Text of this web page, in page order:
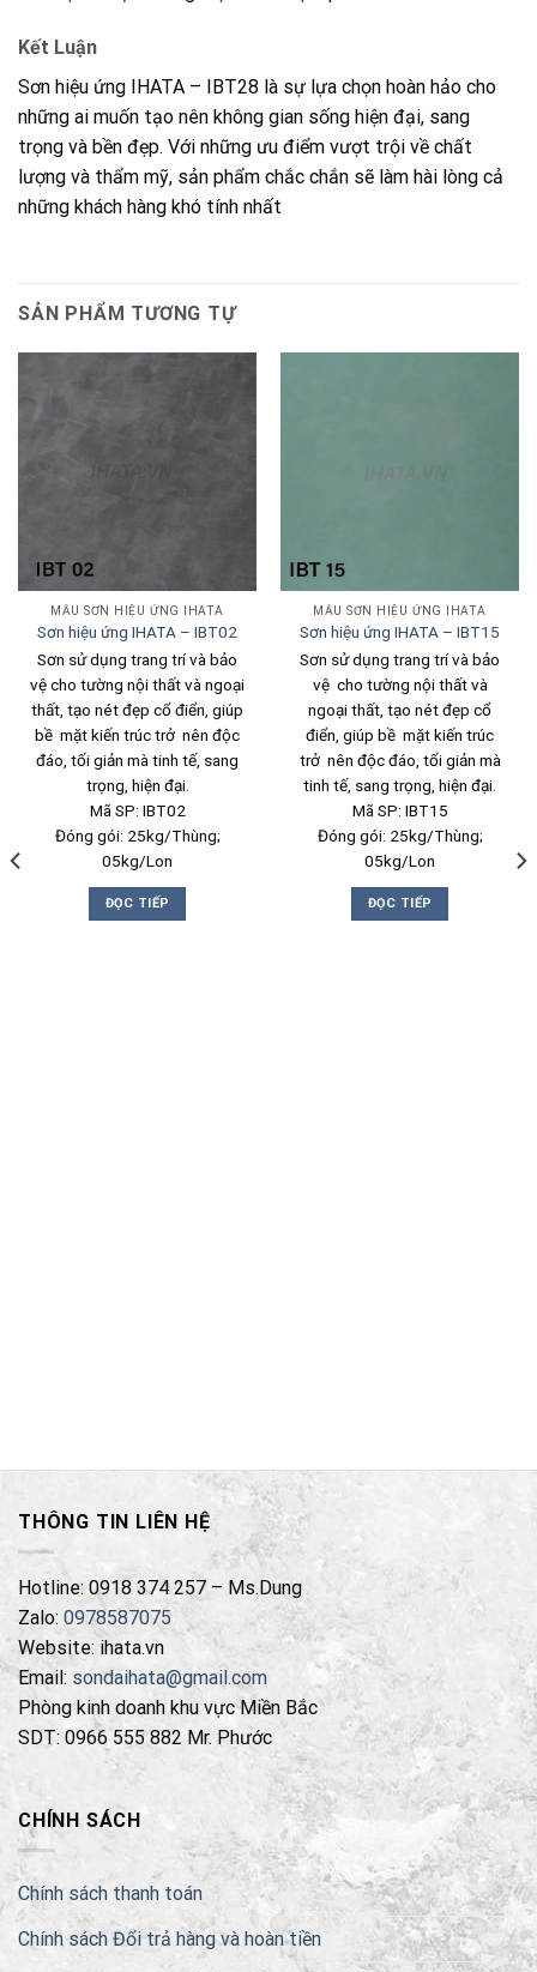
Kết Luận
Sơn hiệu ứng IHATA – IBT28 là sự lựa chọn hoàn hảo cho
những ai muốn tạo nên không gian sống hiện đại, sang
trọng và bền đẹp. Với những ưu điểm vượt trội về chất
lượng và thẩm mỹ, sản phẩm chắc chắn sẽ làm hài lòng cả
những khách hàng khó tính nhất
SẢN PHẨM TƯƠNG TỰ
MẪU SƠN HIỆU ỨNG IHATA
Sơn hiệu ứng IHATA – IBT02
Sơn sử dụng trang trí và bảo
vệ cho tường nội thất và ngoại
thất, tạo nét đẹp cổ điển, giúp
bề mặt kiến trúc trở nên độc
đáo, tối giản mà tinh tế, sang
trọng, hiện đại.
Mã SP: IBT02
Đóng gói: 25kg/Thùng;
05kg/Lon
ĐỌC TIẾP
MẪU SƠN HIỆU ỨNG IHATA
Sơn hiệu ứng IHATA – IBT15
Sơn sử dụng trang trí và bảo
vệ cho tường nội thất và
ngoại thất, tạo nét đẹp cổ
điển, giúp bề mặt kiến trúc
trở nên độc đáo, tối giản mà
tinh tế, sang trọng, hiện đại.
Mã SP: IBT15
Đóng gói: 25kg/Thùng;
05kg/Lon
ĐỌC TIẾP
THÔNG TIN LIÊN HỆ
Hotline: 0918 374 257 – Ms.Dung
Zalo: 0978587075
Website: ihata.vn
Email: sondaihata@gmail.com
Phòng kinh doanh khu vực Miền Bắc
SDT: 0966 555 882 Mr. Phước
CHÍNH SÁCH
Chính sách thanh toán
Chính sách Đổi trả hàng và hoàn tiền